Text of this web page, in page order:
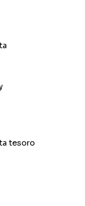
tesoro